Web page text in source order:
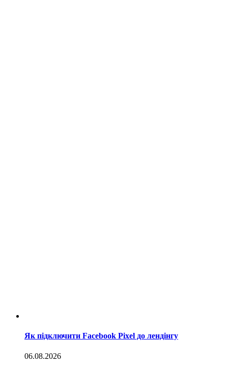
Як підключити Facebook Pixel до лендінгу
06.08.2026